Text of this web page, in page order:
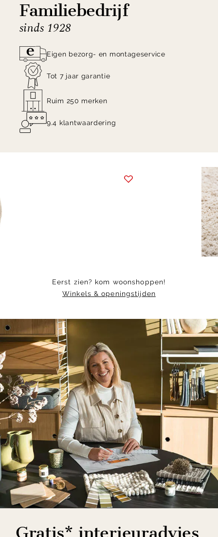
Familiebedrijf
sinds 1928
Eigen bezorg- en montageservice
Tot 7 jaar garantie
Ruim 250 merken
9.4 klantwaardering
of
2
Eerst zien? kom woonshoppen!
Winkels & openingstijden
Gratis* interieuradvies